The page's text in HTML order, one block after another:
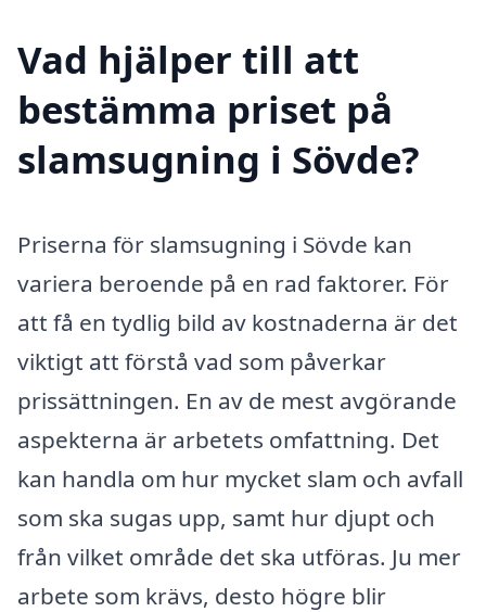
Vad hjälper till att
bestämma priset på
slamsugning i Sövde?
Priserna för slamsugning i Sövde kan
variera beroende på en rad faktorer. För
att få en tydlig bild av kostnaderna är det
viktigt att förstå vad som påverkar
prissättningen. En av de mest avgörande
aspekterna är arbetets omfattning. Det
kan handla om hur mycket slam och avfall
som ska sugas upp, samt hur djupt och
från vilket område det ska utföras. Ju mer
arbete som krävs, desto högre blir